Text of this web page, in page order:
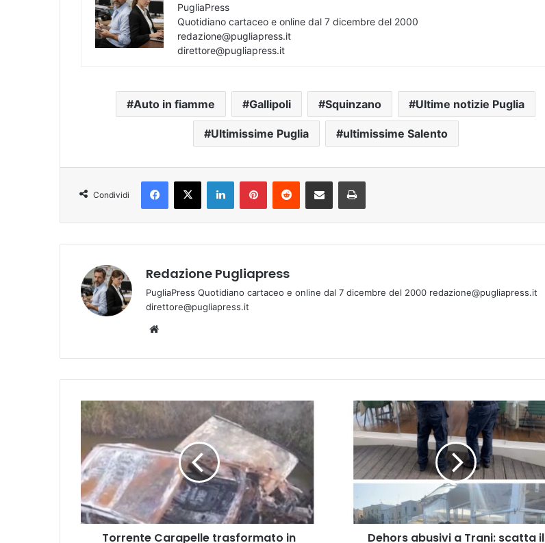
PugliaPress
Quotidiano cartaceo e online dal 7 dicembre del 2000
redazione@pugliapress.it
direttore@pugliapress.it
Auto in fiamme Gallipoli Squinzano Ultime notizie Puglia
Ultimissime Puglia ultimissime Salento
Condividi
Facebook
X LinkedInPinterestReddit Condividi via mail Stampa
Redazione Pugliapress
PugliaPress Quotidiano cartaceo e online dal 7 dicembre del 2000 redazione@pugliapress.it
direttore@pugliapress.it
Torrente
Carapelle
trasformato
discarica:
ritrovate
auto
rubate
Torrente Carapelle trasformato in
Dehors
abusivi
scatta
della
Capitaneria
Dehors abusivi a Trani: scatta il